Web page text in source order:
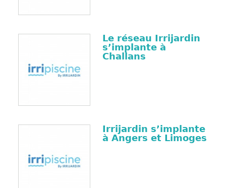
Le réseau Irrijardin
s’implante à
Challans
Irrijardin s’implante
à Angers et Limoges